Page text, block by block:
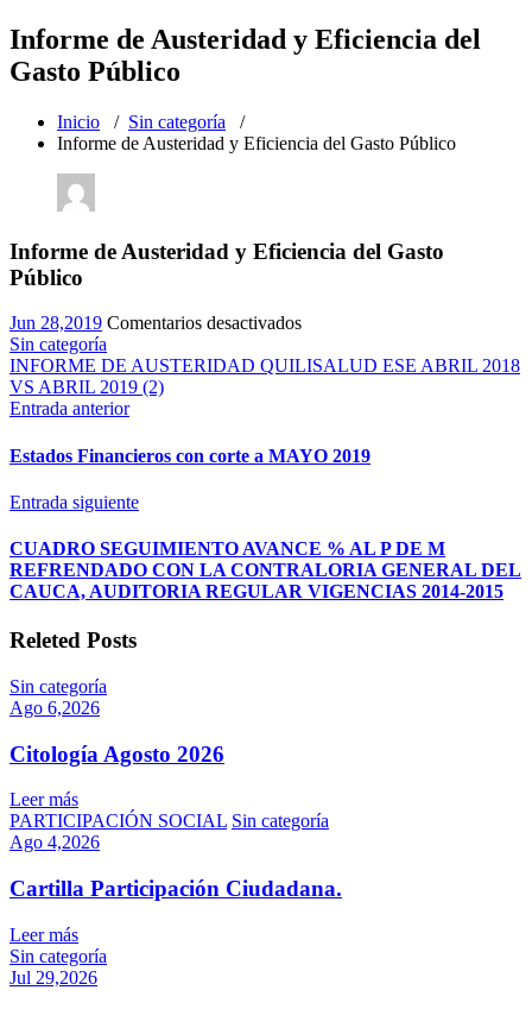
Informe de Austeridad y Eficiencia del
Gasto Público
Inicio / Sin categoría /
Informe de Austeridad y Eficiencia del Gasto Público
Informe de Austeridad y Eficiencia del Gasto
Público
Jun 28,2019 Comentarios desactivadosen
de
del
Gasto
Sin categoría
INFORME DE AUSTERIDAD QUILISALUD ESE ABRIL 2018
VS ABRIL 2019 (2)
Entrada anterior
Estados Financieros con corte a MAYO 2019
Entrada siguiente
CUADRO SEGUIMIENTO AVANCE % AL P DE M
REFRENDADO CON LA CONTRALORIA GENERAL DEL
CAUCA, AUDITORIA REGULAR VIGENCIAS 2014-2015
Releted Posts
Sin categoría
Ago 6,2026
Citología Agosto 2026
Leer más
PARTICIPACIÓN SOCIAL Sin categoría
Ago 4,2026
Cartilla Participación Ciudadana.
Leer más
Sin categoría
Jul 29,2026